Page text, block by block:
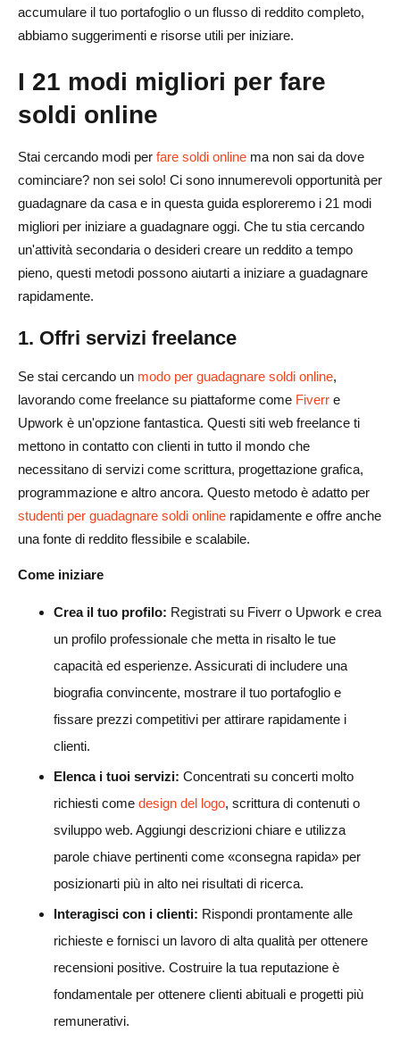
Conclusione: inizia a guadagnare online oggi
Puoi guadagnare $100 al giorno online?
Come guadagnare entrate passive online?
accumulare il tuo portafoglio o un flusso di reddito completo,
abbiamo suggerimenti e risorse utili per iniziare.
I 21 modi migliori per fare
soldi online
Stai cercando modi per fare soldi online ma non sai da dove
cominciare? non sei solo! Ci sono innumerevoli opportunità per
guadagnare da casa e in questa guida esploreremo i 21 modi
migliori per iniziare a guadagnare oggi. Che tu stia cercando
un'attività secondaria o desideri creare un reddito a tempo
pieno, questi metodi possono aiutarti a iniziare a guadagnare
rapidamente.
1. Offri servizi freelance
Se stai cercando un modo per guadagnare soldi online,
lavorando come freelance su piattaforme come Fiverr e
Upwork è un'opzione fantastica. Questi siti web freelance ti
mettono in contatto con clienti in tutto il mondo che
necessitano di servizi come scrittura, progettazione grafica,
programmazione e altro ancora. Questo metodo è adatto per
studenti per guadagnare soldi online rapidamente e offre anche
una fonte di reddito flessibile e scalabile.
Come iniziare
Crea il tuo profilo: Registrati su Fiverr o Upwork e crea
un profilo professionale che metta in risalto le tue
capacità ed esperienze. Assicurati di includere una
biografia convincente, mostrare il tuo portafoglio e
fissare prezzi competitivi per attirare rapidamente i
clienti.
Elenca i tuoi servizi: Concentrati su concerti molto
richiesti come design del logo, scrittura di contenuti o
sviluppo web. Aggiungi descrizioni chiare e utilizza
parole chiave pertinenti come «consegna rapida» per
posizionarti più in alto nei risultati di ricerca.
Interagisci con i clienti: Rispondi prontamente alle
richieste e fornisci un lavoro di alta qualità per ottenere
recensioni positive. Costruire la tua reputazione è
fondamentale per ottenere clienti abituali e progetti più
remunerativi.